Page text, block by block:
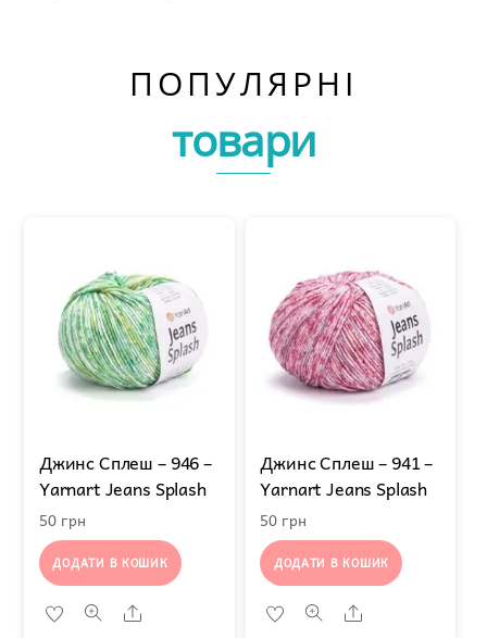
ПОПУЛЯРНІ
товари
Джинс Сплеш – 946 –
Yarnart Jeans Splash
50 грн
ДОДАТИ В КОШИК
Share
Джинс Сплеш – 941 –
Yarnart Jeans Splash
50 грн
ДОДАТИ В КОШИК
Share